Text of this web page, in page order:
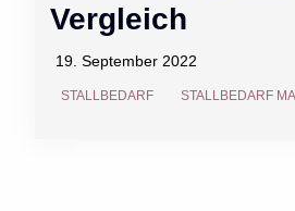
Vergleich
19. September 2022
STALLBEDARF STALLBEDARF